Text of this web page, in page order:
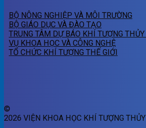
BỘ NÔNG NGHIỆP VÀ MÔI TRƯỜNG
BỘ GIÁO DỤC VÀ ĐÀO TẠO
TRUNG TÂM DỰ BÁO KHÍ TƯỢNG
VỤ KHOA HỌC VÀ CÔNG NGHỆ
TỔ CHỨC KHÍ TƯỢNG THẾ GIỚI
©
2026 VIỆN KHOA HỌC KHÍ TƯỢNG